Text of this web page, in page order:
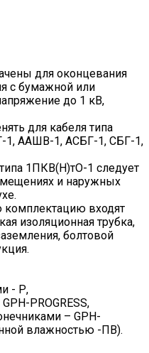
для оконцевания
с бумажной или
до 1 кВ,
для кабеля типа
1, ААШВ-1, АСБГ-1, СБГ-1,
1ПКВ(Н)тО-1 следует
и наружных
комплектацию входят
изоляционная трубка,
болтовой
- Р,
PROGRESS,
– GPH-
влажностью -ПВ).